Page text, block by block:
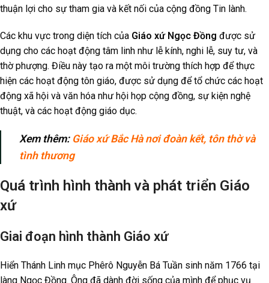
thuận lợi cho sự tham gia và kết nối của cộng đồng Tin lành.
Các khu vực trong diện tích của Giáo xứ Ngọc Đồng được sử
dụng cho các hoạt động tâm linh như lễ kính, nghi lễ, suy tư, và
thờ phượng. Điều này tạo ra một môi trường thích hợp để thực
hiện các hoạt động tôn giáo, được sử dụng để tổ chức các hoạt
động xã hội và văn hóa như hội họp cộng đồng, sự kiện nghệ
thuật, và các hoạt động giáo dục.
Xem thêm: Giáo xứ Bắc Hà nơi đoàn kết, tôn thờ và
tình thương
Quá trình hình thành và phát triển Giáo
xứ
Giai đoạn hình thành Giáo xứ
Hiển Thánh Linh mục Phêrô Nguyễn Bá Tuần sinh năm 1766 tại
làng Ngọc Đồng. Ông đã dành đời sống của mình để phục vụ